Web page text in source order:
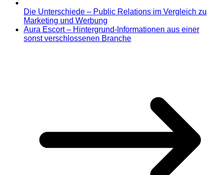
Die Unterschiede – Public Relations im Vergleich zu
Marketing und Werbung
Aura Escort – Hintergrund-Informationen aus einer
sonst verschlossenen Branche